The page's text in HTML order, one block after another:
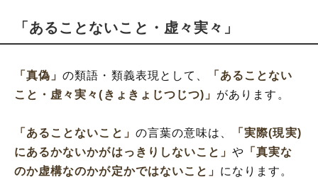
「あることないこと・虚々実々」
「真偽」の類語・類義表現として、
「あることない
こと・虚々実々(きょきょじつじつ)」 があります。
「あることないこと」 の言葉の意味は、
「実際(現実)
にあるかないかがはっきりしないこと」や 「真実な
のか虚構なのかが定かではないこと」 になります。